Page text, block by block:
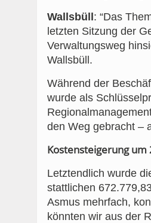
Wallsbüll : “Das
letzten Sitzung der
Verwaltungsweg
Wallsbüll.
Während der
wurde als
den Weg gebracht –
Kostensteigerung um
Letztendlich wurde
stattlichen
Asmus mehrfach,
könnten wir aus der